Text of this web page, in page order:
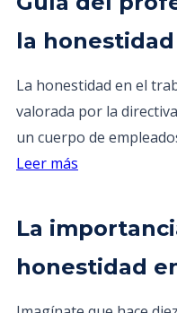
la
La honestidad en el
valorada por la
un cuerpo de
Leer más
La
honestidad